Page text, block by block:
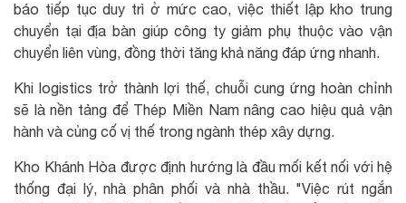
báo tiếp tục duy trì ở mức cao, việc thiết lập kho trung
chuyển tại địa bàn giúp công ty giảm phụ thuộc vào vận
chuyển liên vùng, đồng thời tăng khả năng đáp ứng nhanh.
Khi logistics trở thành lợi thế, chuỗi cung ứng hoàn chỉnh
sẽ là nền tảng để Thép Miền Nam nâng cao hiệu quả vận
hành và củng cố vị thế trong ngành thép xây dựng.
Kho Khánh Hòa được định hướng là đầu mối kết nối với hệ
thống đại lý, nhà phân phối và nhà thầu. "Việc rút ngắn